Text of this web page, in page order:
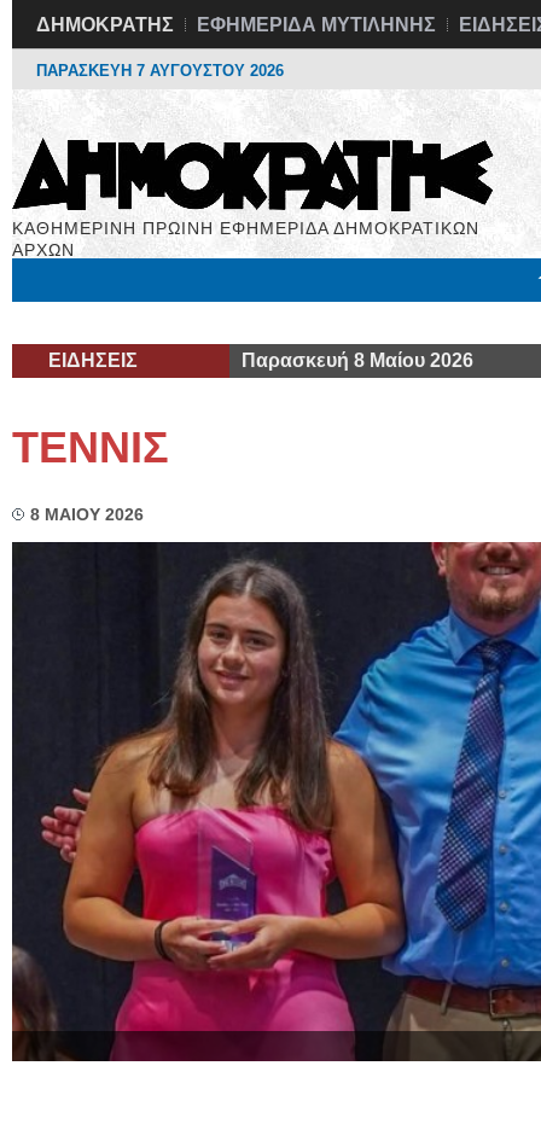
ΔΗΜΟΚΡΑΤΗΣ ΕΦΗΜΕΡΙΔΑ ΜΥΤΙΛΗΝΗΣ
ΠΑΡΑΣΚΕΥΗ 7 ΑΥΓΟΥΣΤΟΥ 2026
ΚΑΘΗΜΕΡΙΝΗ ΠΡΩΙΝΗ ΕΦΗΜΕΡΙΔΑ ΔΗΜΟΚΡΑΤΙΚΩΝ
ΑΡΧΩΝ
ΕΙΔΗΣΕΙΣ Παρασκευή 8 Μαίου 2026
ΤΕΝΝΙΣ
8 ΜΑΙΟΥ 2026